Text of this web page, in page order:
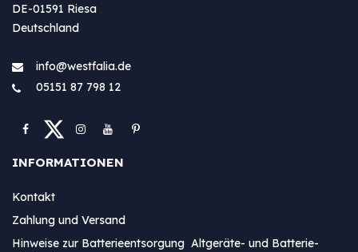
DE-01591 Riesa
Deutschland
info@westfa​lia.de
05151 87 798 12
INFORMATIONEN
Kontakt
Zahlung und Versand
Hinweise zur Batterieentsorgung Altgeräte- und Batterie-